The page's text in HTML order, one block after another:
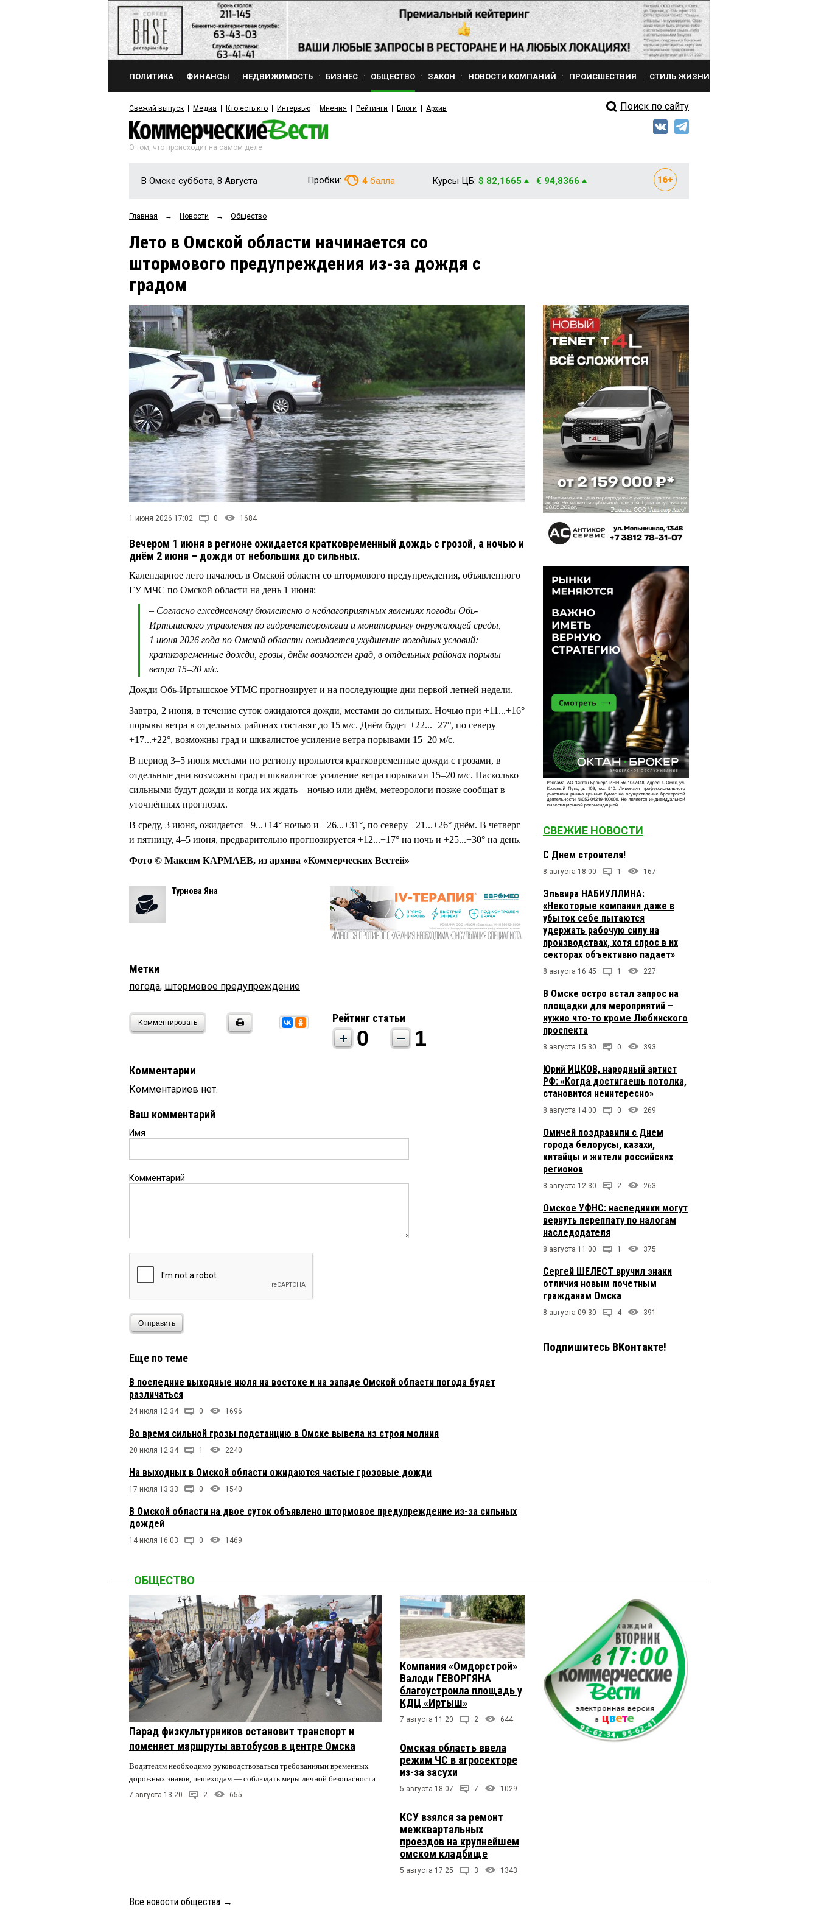
ПОЛИТИКА ФИНАНСЫ НЕДВИЖИМОСТЬ БИЗНЕС ОБЩЕСТВО ЗАКОН НОВОСТИ КОМПАНИЙ ПРОИСШЕСТВИЯ СТИЛЬ ЖИЗНИ
Свежий выпуск Медиа Кто есть кто Интервью Мнения Рейтинги Блоги Архив Поиск по сайту
О том, что происходит на самом деле
В Омске суббота, 8 Августа Пробки: 4 балла Курсы ЦБ: $ 82,1665 € 94,8366
Главная → Новости → Общество
Лето в Омской области начинается со
штормового предупреждения из-за дождя с
градом
1 июня 2026 17:02 0 1684
Вечером 1 июня в регионе ожидается кратковременный дождь с грозой, а ночью и
днём 2 июня – дожди от небольших до сильных.
Календарное лето началось в Омской области со штормового предупреждения, объявленного
ГУ МЧС по Омской области на день 1 июня:
– Согласно ежедневному бюллетеню о неблагоприятных явлениях погоды Обь-
Иртышского управления по гидрометеорологии и мониторингу окружающей среды,
1 июня 2026 года по Омской области ожидается ухудшение погодных условий:
кратковременные дожди, грозы, днём возможен град, в отдельных районах порывы
ветра 15–20 м/с.
Дожди Обь-Иртышское УГМС прогнозирует и на последующие дни первой летней недели.
Завтра, 2 июня, в течение суток ожидаются дожди, местами до сильных. Ночью при +11...+16°
порывы ветра в отдельных районах составят до 15 м/с. Днём будет +22...+27°, по северу
+17...+22°, возможны град и шквалистое усиление ветра порывами 15–20 м/с.
В период 3–5 июня местами по региону прольются кратковременные дожди с грозами, в
отдельные дни возможны град и шквалистое усиление ветра порывами 15–20 м/с. Насколько
сильными будут дожди и когда их ждать – ночью или днём, метеорологи позже сообщат в
уточнённых прогнозах.
В среду, 3 июня, ожидается +9...+14° ночью и +26...+31°, по северу +21...+26° днём. В четверг
и пятницу, 4–5 июня, предварительно прогнозируется +12...+17° на ночь и +25...+30° на день.
Фото © Максим КАРМАЕВ, из архива «Коммерческих Вестей»
Турнова Яна
Метки
погода, штормовое предупреждение
Комментировать Рейтинг статьи
0 1
Комментарии
Комментариев нет.
Ваш комментарий
Имя
Комментарий
Отправить
Еще по теме
В последние выходные июля на востоке и на западе Омской области погода будет
различаться
24 июля 12:34 0 1696
Во время сильной грозы подстанцию в Омске вывела из строя молния
20 июля 12:34 1 2240
На выходных в Омской области ожидаются частые грозовые дожди
17 июля 13:33 0 1540
В Омской области на двое суток объявлено штормовое предупреждение из-за сильных
дождей
14 июля 16:03 0 1469
СВЕЖИЕ НОВОСТИ
С Днем строителя!
8 августа 18:00 1 167
Эльвира НАБИУЛЛИНА:
«Некоторые компании даже в
убыток себе пытаются
удержать рабочую силу на
производствах, хотя спрос в их
секторах объективно падает»
8 августа 16:45 1 227
В Омске остро встал запрос на
площадки для мероприятий –
нужно что-то кроме Любинского
проспекта
8 августа 15:30 0 393
Юрий ИЦКОВ, народный артист
РФ: «Когда достигаешь потолка,
становится неинтересно»
8 августа 14:00 0 269
Омичей поздравили с Днем
города белорусы, казахи,
китайцы и жители российских
регионов
8 августа 12:30 2 263
Омское УФНС: наследники могут
вернуть переплату по налогам
наследодателя
8 августа 11:00 1 375
Сергей ШЕЛЕСТ вручил знаки
отличия новым почетным
гражданам Омска
8 августа 09:30 4 391
Подпишитесь ВКонтакте!
ОБЩЕСТВО
Парад физкультурников остановит транспорт и
поменяет маршруты автобусов в центре Омска
Водителям необходимо руководствоваться требованиями временных
дорожных знаков, пешеходам — соблюдать меры личной безопасности.
7 августа 13:20 2 655
Компания «Омдорстрой»
Валоди ГЕВОРГЯНА
благоустроила площадь у
КДЦ «Иртыш»
7 августа 11:20 2 644
Омская область ввела
режим ЧС в агросекторе
из-за засухи
5 августа 18:07 7 1029
КСУ взялся за ремонт
межквартальных
проездов на крупнейшем
омском кладбище
5 августа 17:25 3 1343
Все новости общества →